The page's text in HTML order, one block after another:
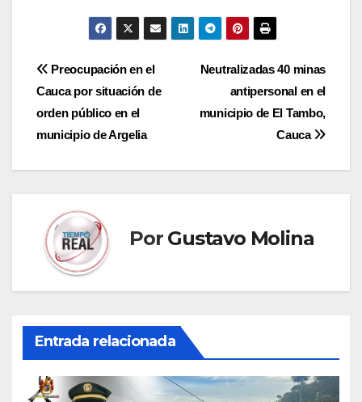
Navegación
de
entradas
Neutralizadas 40 minas
antipersonal en el
municipio de El Tambo,
Cauca
Preocupación en el
Cauca por situación de
orden público en el
municipio de Argelia
Por Gustavo Molina
Entrada relacionada